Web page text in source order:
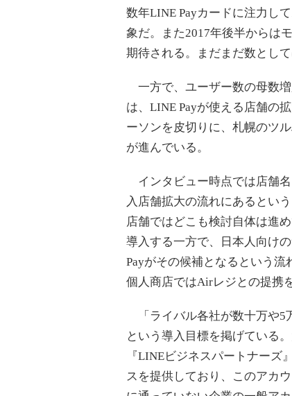
数年LINE Payカードに注力し
象だ。また2017年後半からは
期待される。まだまだ数とし
一方で、ユーザー数の母数
は、LINE Payが使える店舗の
ーソンを皮切りに、札幌のツ
が進んでいる。
インタビュー時点では店舗
入店舗拡大の流れにあるとい
店舗ではどこも検討自体は進
導入する一方で、日本人向け
Payがその候補となるという流
個人商店ではAirレジとの提携
「ライバル各社が数十万や5
という導入目標を掲げている
『LINEビジネスパートナー
スを提供しており、このアカ